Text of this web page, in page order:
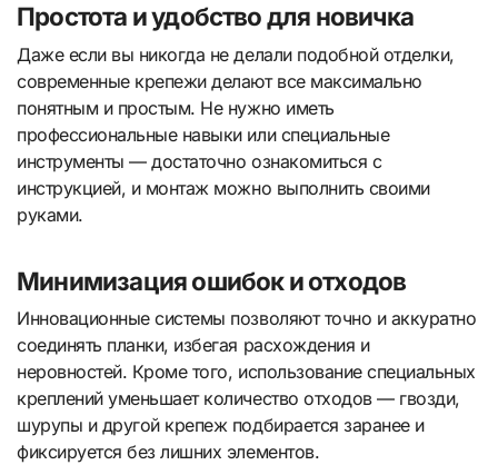
Простота и удобство для новичка
Даже если вы никогда не делали подобной отделки,
современные крепежи делают все максимально
понятным и простым. Не нужно иметь
профессиональные навыки или специальные
инструменты — достаточно ознакомиться с
инструкцией, и монтаж можно выполнить своими
руками.
Минимизация ошибок и отходов
Инновационные системы позволяют точно и аккуратно
соединять планки, избегая расхождения и
неровностей. Кроме того, использование специальных
креплений уменьшает количество отходов — гвозди,
шурупы и другой крепеж подбирается заранее и
фиксируется без лишних элементов.